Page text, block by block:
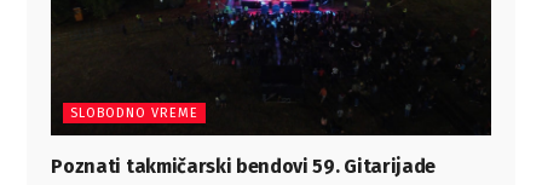
SLOBODNO VREME
Poznati takmičarski bendovi 59. Gitarijade